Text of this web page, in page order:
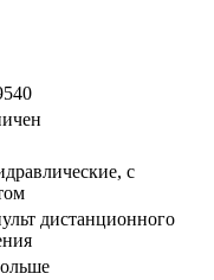
с
дистанционного